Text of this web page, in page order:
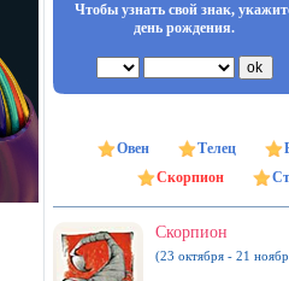
Чтобы узнать свой знак,
день рождения.
Овен Телец
Скорпион
Скорпион
(23 октября - 21